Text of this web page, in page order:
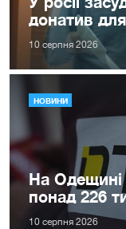
донатив
10 серпня 2026
НОВИНИ
На Одещині
понад 226
10 серпня 2026